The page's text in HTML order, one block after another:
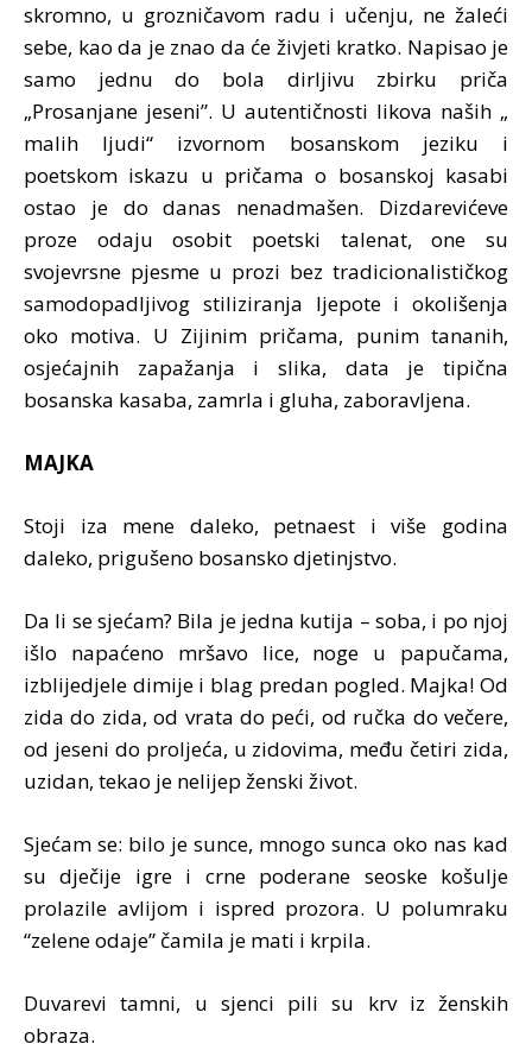
skromno, u grozničavom radu i učenju, ne žaleći
sebe, kao da je znao da će živjeti kratko. Napisao je
samo jednu do bola dirljivu zbirku priča
„Prosanjane jeseni”. U autentičnosti likova naših „
malih ljudi“ izvornom bosanskom jeziku i
poetskom iskazu u pričama o bosanskoj kasabi
ostao je do danas nenadmašen. Dizdarevićeve
proze odaju osobit poetski talenat, one su
svojevrsne pjesme u prozi bez tradicionalističkog
samodopadljivog stiliziranja ljepote i okolišenja
oko motiva. U Zijinim pričama, punim tananih,
osjećajnih zapažanja i slika, data je tipična
bosanska kasaba, zamrla i gluha, zaboravljena.
MAJKA
Stoji iza mene daleko, petnaest i više godina
daleko, prigušeno bosansko djetinjstvo.
Da li se sjećam? Bila je jedna kutija – soba, i po njoj
išlo napaćeno mršavo lice, noge u papučama,
izblijedjele dimije i blag predan pogled. Majka! Od
zida do zida, od vrata do peći, od ručka do večere,
od jeseni do proljeća, u zidovima, među četiri zida,
uzidan, tekao je nelijep ženski život.
Sjećam se: bilo je sunce, mnogo sunca oko nas kad
su dječije igre i crne poderane seoske košulje
prolazile avlijom i ispred prozora. U polumraku
“zelene odaje” čamila je mati i krpila.
Duvarevi tamni, u sjenci pili su krv iz ženskih
obraza.